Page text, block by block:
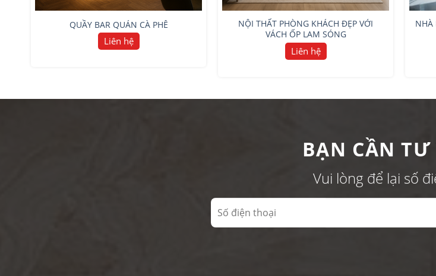
QUẦY BAR QUÁN CÀ PHÊ
Liên hệ
NỘI THẤT PHÒNG KHÁCH ĐẸP VỚI
VÁCH ỐP LAM SÓNG
Liên hệ
NHÀ
BẠN CẦN TƯ
Vui lòng để lại số